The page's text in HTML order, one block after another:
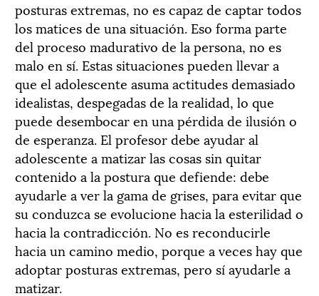
posturas extremas, no es capaz de captar todos
los matices de una situación. Eso forma parte
del proceso madurativo de la persona, no es
malo en sí. Estas situaciones pueden llevar a
que el adolescente asuma actitudes demasiado
idealistas, despegadas de la realidad, lo que
puede desembocar en una pérdida de ilusión o
de esperanza. El profesor debe ayudar al
adolescente a matizar las cosas sin quitar
contenido a la postura que defiende: debe
ayudarle a ver la gama de grises, para evitar que
su conduzca se evolucione hacia la esterilidad o
hacia la contradicción. No es reconducirle
hacia un camino medio, porque a veces hay que
adoptar posturas extremas, pero sí ayudarle a
matizar.